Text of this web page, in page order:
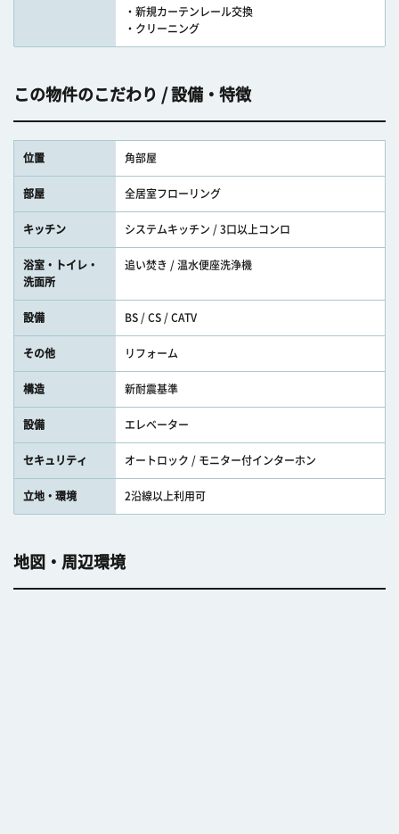
・新規カーテンレール交換
・クリーニング
この物件のこだわり / 設備・特徴
位置 角部屋
部屋 全居室フローリング
キッチン システムキッチン / 3口以上コンロ
浴室・トイレ・
洗面所
追い焚き / 温水便座洗浄機
設備 BS / CS / CATV
その他 リフォーム
構造 新耐震基準
設備 エレベーター
セキュリティ オートロック / モニター付インターホン
立地・環境 2沿線以上利用可
地図・周辺環境